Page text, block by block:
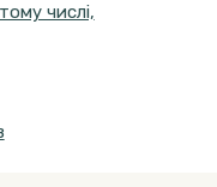
числі,